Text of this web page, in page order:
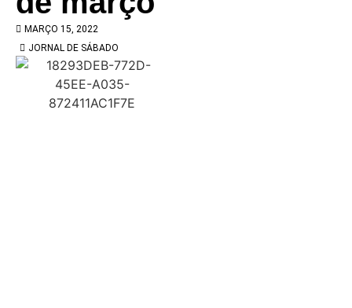
MARÇO 15, 2022
JORNAL DE SÁBADO